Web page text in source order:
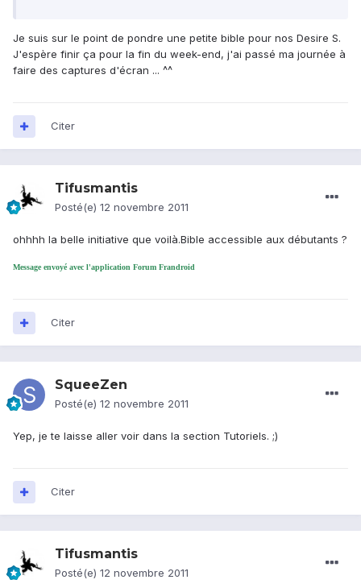
Je suis sur le point de pondre une petite bible pour nos Desire S.
J'espère finir ça pour la fin du week-end, j'ai passé ma journée à
faire des captures d'écran ... ^^
Citer
Tifusmantis
Posté(e) 12 novembre 2011
ohhhh la belle initiative que voilà.Bible accessible aux débutants ?
Message envoyé avec l'application Forum Frandroid
Citer
SqueeZen
Posté(e) 12 novembre 2011
Yep, je te laisse aller voir dans la section Tutoriels. ;)
Citer
Tifusmantis
Posté(e) 12 novembre 2011